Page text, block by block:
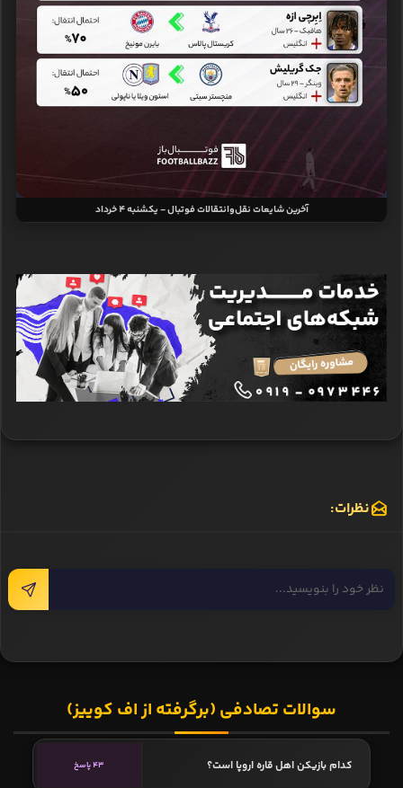
آخرین شایعات نقل‌وانتقالات فوتبال - یکشنبه 4 خرداد
نظرات:
سوالات تصادفی (برگرفته از اف کوییز)
کدام بازیکن اهل قاره اروپا است؟ 43 پاسخ